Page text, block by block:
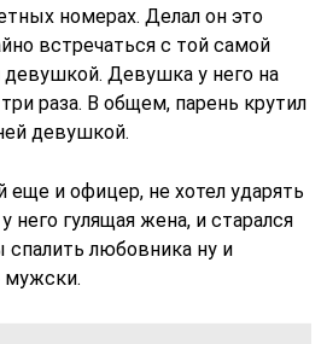
номерах. Делал он это
встречаться с той самой
девушкой. Девушка у него на
раза. В общем, парень крутил
девушкой.
и офицер, не хотел ударять
него гулящая жена, и старался
спалить любовника ну и
мужски.